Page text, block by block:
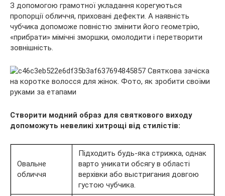
З допомогою грамотної укладання корегуються
пропорції обличчя, приховані дефекти. А наявність
чубчика допоможе повністю змінити його геометрію,
«прибрати» мімічні зморшки, омолодити і перетворити
зовнішність.
Створити модний образ для святкового виходу
допоможуть невеликі хитрощі від стилістів:
Овальне
обличчя
Підходить будь-яка стрижка, однак
варто уникати обсягу в області
верхівки або выстригания довгою
густою чубчика.